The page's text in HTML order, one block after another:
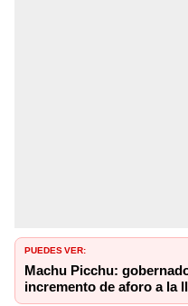
PUEDES VER:
Machu Picchu:
incremento de aforo a la